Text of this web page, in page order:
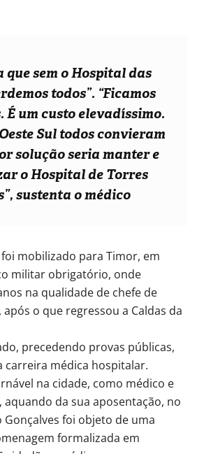
que sem o Hospital das
todos”. “Ficamos
É um custo elevadíssimo.
Sul todos convieram
solução seria manter e
o Hospital de Torres
, sustenta o médico
mobilizado para Timor, em
militar obrigatório, onde
na qualidade de chefe de
o que regressou a Caldas da
precedendo provas públicas,
carreira médica hospitalar.
na cidade, como médico e
da sua aposentação, no
Gonçalves foi objeto de uma
formalizada em